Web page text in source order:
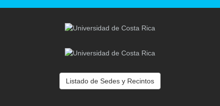
Listado de Sedes y Recintos